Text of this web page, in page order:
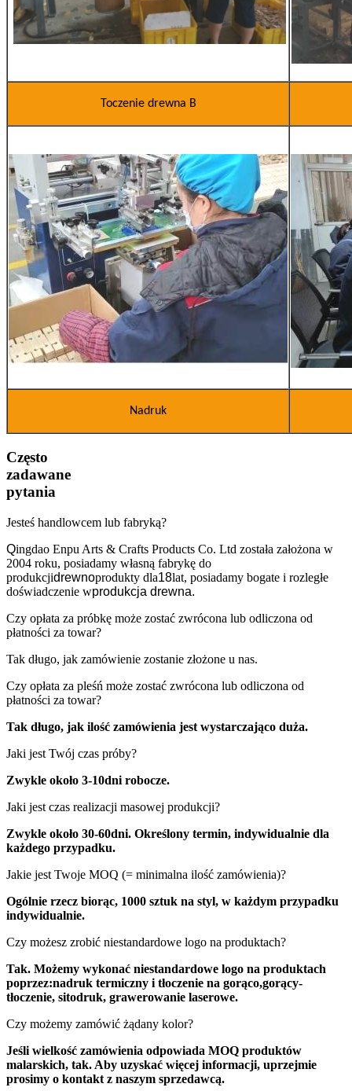
Toczenie drewna B
Nadruk
Często
zadawane
pytania
Jesteś handlowcem lub fabryką?
Qingdao Enpu Arts & Crafts Products Co. Ltd została założona w
2004 roku, posiadamy własną fabrykę do
produkcjidrewnoprodukty dla18lat, posiadamy bogate i rozległe
doświadczenie wprodukcja drewna.
Czy opłata za próbkę może zostać zwrócona lub odliczona od
płatności za towar?
Tak długo, jak zamówienie zostanie złożone u nas.
Czy opłata za pleśń może zostać zwrócona lub odliczona od
płatności za towar?
Tak długo, jak ilość zamówienia jest wystarczająco duża.
Jaki jest Twój czas próby?
Zwykle około 3-10dni robocze.
Jaki jest czas realizacji masowej produkcji?
Zwykle około 30-60dni. Określony termin, indywidualnie dla
każdego przypadku.
Jakie jest Twoje MOQ (= minimalna ilość zamówienia)?
Ogólnie rzecz biorąc, 1000 sztuk na styl, w każdym przypadku
indywidualnie.
Czy możesz zrobić niestandardowe logo na produktach?
Tak. Możemy wykonać niestandardowe logo na produktach
poprzez:nadruk termiczny i tłoczenie na gorąco,gorący-
tłoczenie, sitodruk, grawerowanie laserowe.
Czy możemy zamówić żądany kolor?
Jeśli wielkość zamówienia odpowiada MOQ produktów
malarskich, tak. Aby uzyskać więcej informacji, uprzejmie
prosimy o kontakt z naszym sprzedawcą.